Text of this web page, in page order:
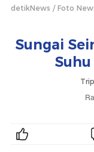
detikNews Foto
Sungai